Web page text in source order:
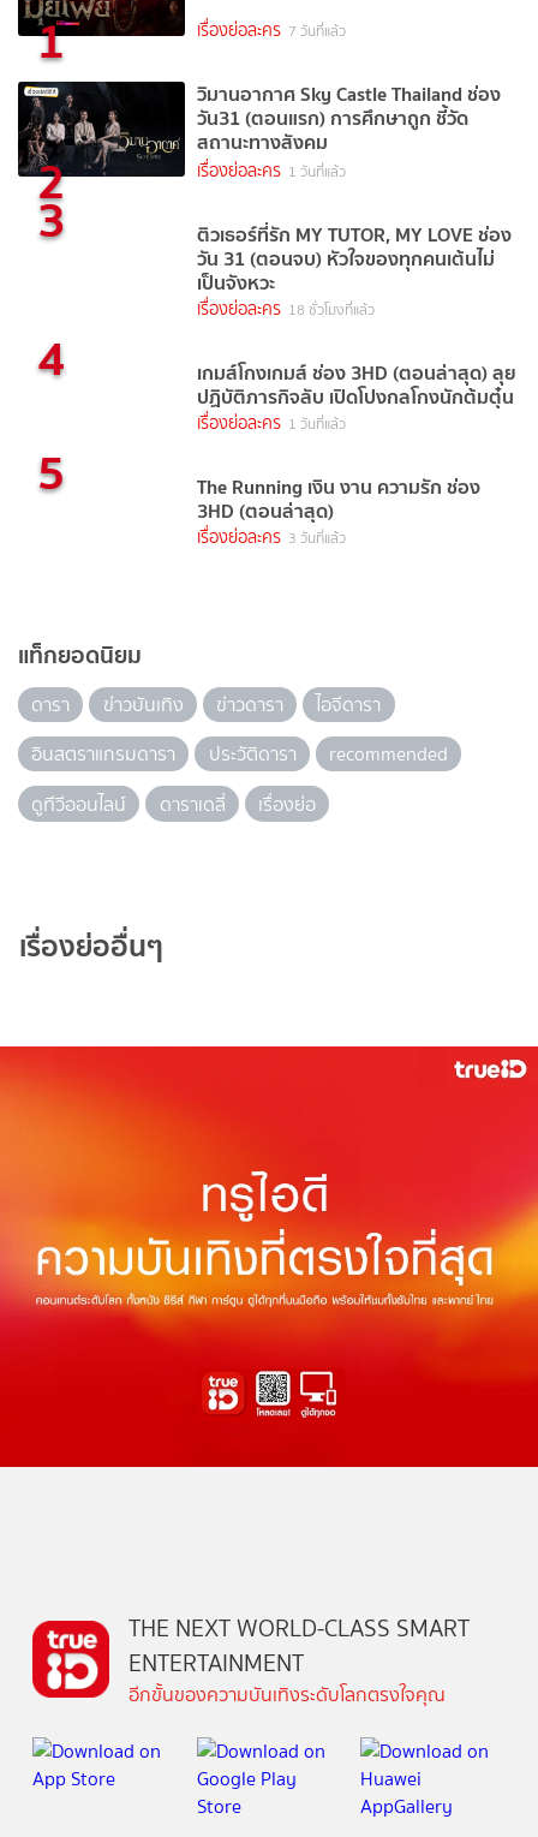
1 เรื่องย่อละคร 7 วันที่แล้ว
2
วิมานอากาศ Sky Castle Thailand ช่อง
วัน31 (ตอนแรก) การศึกษาถูก ชี้วัด
สถานะทางสังคม
เรื่องย่อละคร 1 วันที่แล้ว
3 ติวเธอร์ที่รัก MY TUTOR, MY LOVE ช่อง
วัน 31 (ตอนจบ) หัวใจของทุกคนเต้นไม่
เป็นจังหวะ
เรื่องย่อละคร 18 ชั่วโมงที่แล้ว
4 เกมส์โกงเกมส์ ช่อง 3HD (ตอนล่าสุด) ลุย
ปฏิบัติภารกิจลับ เปิดโปงกลโกงนักต้มตุ๋น
เรื่องย่อละคร 1 วันที่แล้ว
5 The Running เงิน งาน ความรัก ช่อง
3HD (ตอนล่าสุด)
เรื่องย่อละคร 3 วันที่แล้ว
แท็กยอดนิยม
ดารา ข่าวบันเทิง ข่าวดารา
ไอจีดารา
อินสตราแกรมดารา
ประวัติดารา
recommended
ดูทีวีออนไลน์
ดาราเดลี่ เรื่องย่อ
เรื่องย่ออื่นๆ
THE NEXT WORLD-CLASS SMART
ENTERTAINMENT
อีกขั้นของความบันเทิงระดับโลกตรงใจคุณ